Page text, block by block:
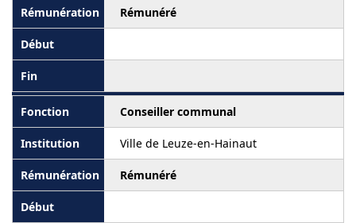
Rémunéré
Conseiller communal
Ville de Leuze-en-Hainaut
Rémunéré